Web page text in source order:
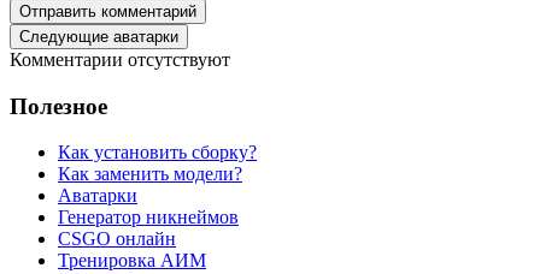
Отправить комментарий
Следующие аватарки
Комментарии отсутствуют
Полезное
Как установить сборку?
Как заменить модели?
Аватарки
Генератор никнеймов
CSGO онлайн
Тренировка АИМ